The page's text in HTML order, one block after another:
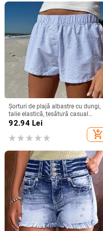
Șorturi de plajă albastre cu dungi,
talie elastică, țesătură casual
pentru femei
92.94Lei
add_shopping_cart